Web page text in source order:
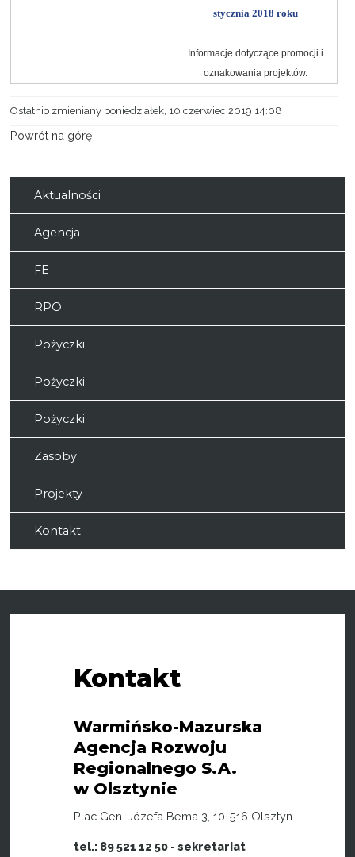
stycznia 2018 roku
Informacje dotyczące promocji i
oznakowania projektów.
Ostatnio zmieniany poniedziałek, 10 czerwiec 2019 14:08
Powrót na górę
Aktualności
Agencja
FE
RPO
Pożyczki
Pożyczki
Pożyczki
Zasoby
Projekty
Kontakt
Kontakt
Warmińsko-Mazurska
Agencja Rozwoju
Regionalnego S.A.
w Olsztynie
Plac Gen. Józefa Bema 3, 10-516 Olsztyn
tel.: 89 521 12 50 - sekretariat